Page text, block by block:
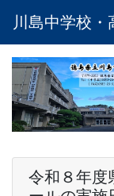
川島中学校・
令和８年度